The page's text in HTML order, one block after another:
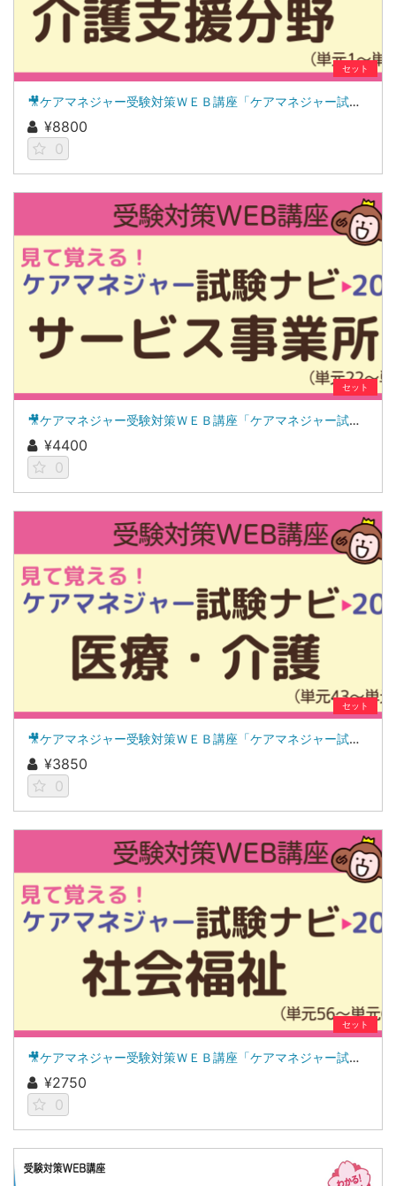
セット
🎥ケアマネジャー受験対策ＷＥＢ講座「ケアマネジャー試験ナビ２０２６」介護支援分野
¥8800
0
セット
🎥ケアマネジャー受験対策ＷＥＢ講座「ケアマネジャー試験ナビ２０２６」サービス事業所
¥4400
0
セット
🎥ケアマネジャー受験対策ＷＥＢ講座「ケアマネジャー試験ナビ２０２６」医療・介護
¥3850
0
セット
🎥ケアマネジャー受験対策ＷＥＢ講座「ケアマネジャー試験ナビ２０２６」社会福祉
¥2750
0